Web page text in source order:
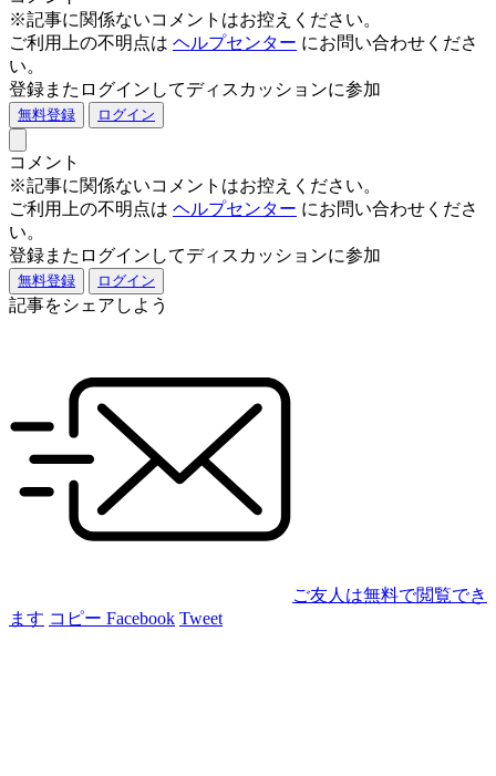
※記事に関係ないコメントはお控えください。
ご利用上の不明点は ヘルプセンター にお問い合わせくださ
い。
登録またログインしてディスカッションに参加
無料登録 ログイン
コメント
※記事に関係ないコメントはお控えください。
ご利用上の不明点は ヘルプセンター にお問い合わせくださ
い。
登録またログインしてディスカッションに参加
無料登録 ログイン
記事をシェアしよう
ご友人は無料で閲覧でき
ます コピー Facebook Tweet